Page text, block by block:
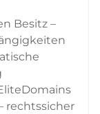
Besitz –
rechtssicher